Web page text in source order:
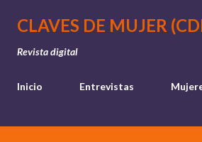
Ir al contenido
CLAVES DE MUJER
Revista digital
Inicio Entrevistas